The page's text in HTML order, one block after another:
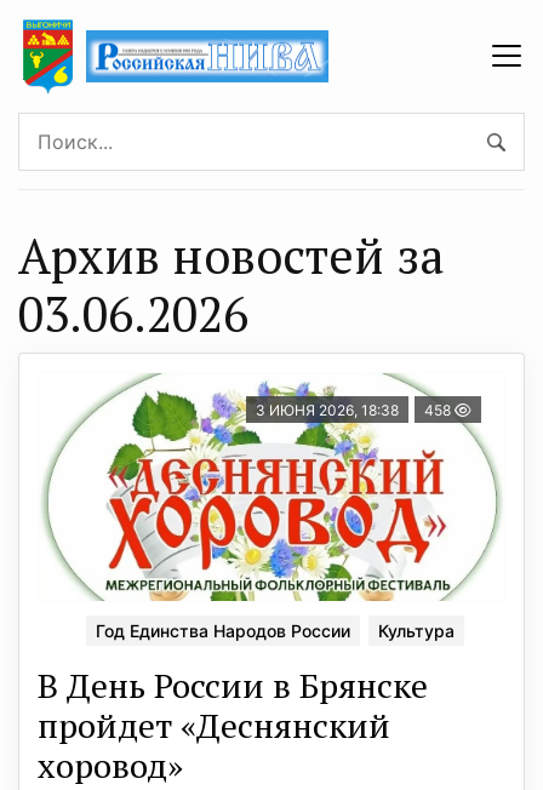
Архив новостей за
03.06.2026
3 ИЮНЯ 2026, 18:38 458
Год Единства Народов России Культура
В День России в Брянске
пройдет «Деснянский
хоровод»